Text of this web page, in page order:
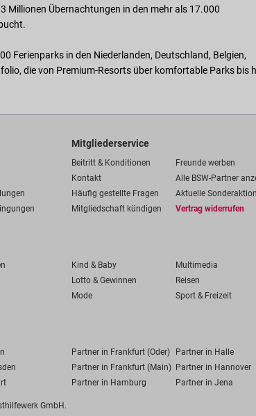
Millionen Übernachtungen in den mehr als 17.000
Ferienparks in den Niederlanden, Deutschland, Belgien,
die von Premium-Resorts über komfortable Parks bis
Mitgliederservice
Beitritt & Konditionen
Freunde werben
Kontakt
Alle BSW-Partner
Häufig gestellte Fragen
Aktuelle
Mitgliedschaft kündigen
Vertrag widerrufen
Kind & Baby
Multimedia
Lotto & Gewinnen
Reisen
Mode Sport & Freizeit
Partner in Frankfurt (Oder) Partner in Halle
Partner in Frankfurt (Main) Partner in Hannover
Partner in Hamburg Partner in Jena
GmbH.